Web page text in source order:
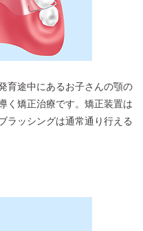
育途中にあるお子さんの顎の
く矯正治療です。矯正装置は
ラッシングは通常通り行える